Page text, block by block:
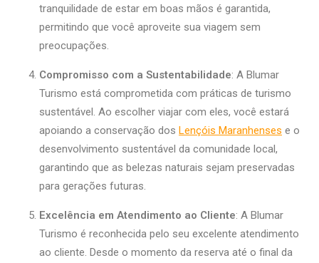
tranquilidade de estar em boas mãos é garantida,
permitindo que você aproveite sua viagem sem
preocupações.
Compromisso com a Sustentabilidade: A Blumar
Turismo está comprometida com práticas de turismo
sustentável. Ao escolher viajar com eles, você estará
apoiando a conservação dos Lençóis Maranhenses e o
desenvolvimento sustentável da comunidade local,
garantindo que as belezas naturais sejam preservadas
para gerações futuras.
Excelência em Atendimento ao Cliente: A Blumar
Turismo é reconhecida pelo seu excelente atendimento
ao cliente. Desde o momento da reserva até o final da